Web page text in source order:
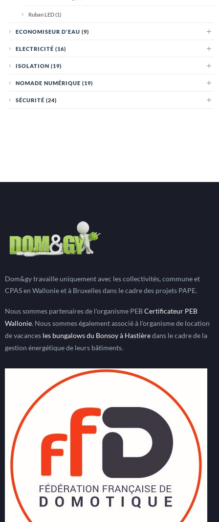
Ruban LED(1)
ECONOMISEUR D'EAU (9)
ELECTRICITÉ (16)
ISOLATION (19)
NOMADE NUMÉRIQUE (19)
SÉCURITÉ (24)
Dom&gy travaille uniquement avec les collectivités, commune et
CPAS en Wallonie et à Bruxelles dans le cadre des projets PAPE.
Nous sommes partenaires de l'organisme PEBCertificateur PEB
Wallonie. Nous sommes également associé à l'organisme de location
de vacances les bungalows du Bonsoy à Hastièredans le cadre de la
gestion énergétique de leurs bâtiments.